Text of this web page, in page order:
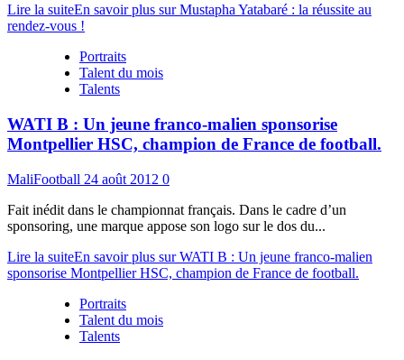
Lire la suiteEn savoir plus sur Mustapha Yatabaré : la réussite au
rendez-vous !
Portraits
Talent du mois
Talents
WATI B : Un jeune franco-malien sponsorise
Montpellier HSC, champion de France de football.
MaliFootball 24 août 2012 0
Fait inédit dans le championnat français. Dans le cadre d’un
sponsoring, une marque appose son logo sur le dos du...
Lire la suiteEn savoir plus sur WATI B : Un jeune franco-malien
sponsorise Montpellier HSC, champion de France de football.
Portraits
Talent du mois
Talents